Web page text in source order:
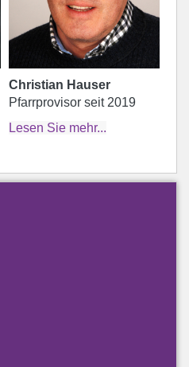
Christian Hauser
Pfarrprovisor seit 2019
Lesen Sie mehr...